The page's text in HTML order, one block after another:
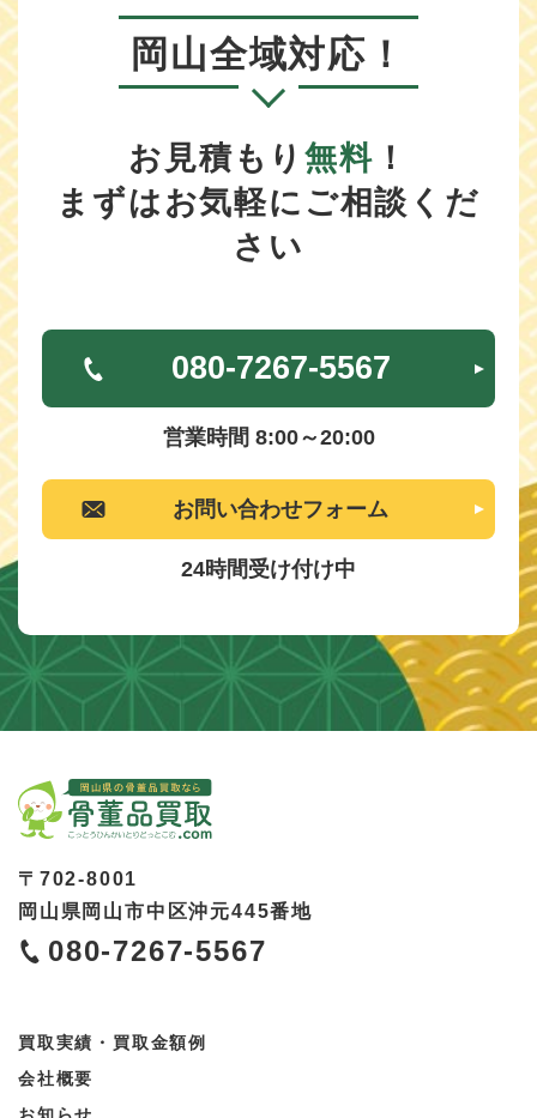
岡山全域対応！
お見積もり無料 ！
まずはお気軽にご相談くだ
さい
080-7267-5567
営業時間 8:00～20:00
お問い合わせフォーム
24時間受け付け中
〒 702-8001
岡山県 岡山市中区沖元445番地
080-7267-5567
買取実績・買取金額例
会社概要